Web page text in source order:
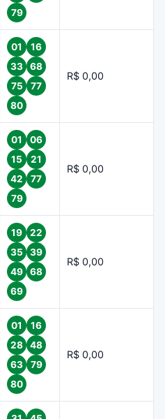
79
01
16
33
68
75
77
80
R$ 0,00
01
06
15
21
42
77
79
R$ 0,00
19
22
35
39
49
68
69
R$ 0,00
01
16
28
48
63
79
80
R$ 0,00